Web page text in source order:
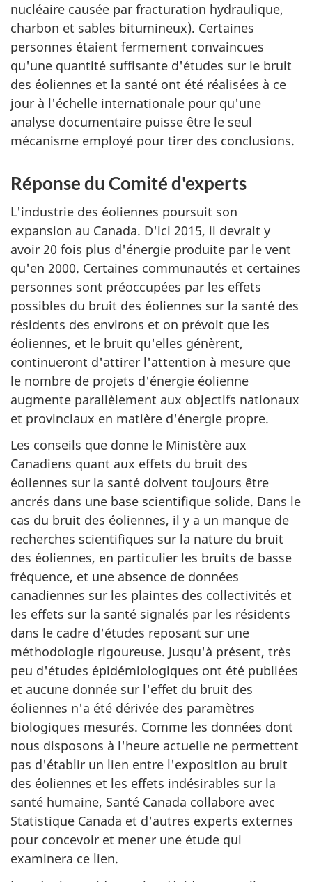
nucléaire causée par fracturation hydraulique,
charbon et sables bitumineux). Certaines
personnes étaient fermement convaincues
qu'une quantité suffisante d'études sur le bruit
des éoliennes et la santé ont été réalisées à ce
jour à l'échelle internationale pour qu'une
analyse documentaire puisse être le seul
mécanisme employé pour tirer des conclusions.
Réponse du Comité d'experts
L'industrie des éoliennes poursuit son
expansion au Canada. D'ici 2015, il devrait y
avoir 20 fois plus d'énergie produite par le vent
qu'en 2000. Certaines communautés et certaines
personnes sont préoccupées par les effets
possibles du bruit des éoliennes sur la santé des
résidents des environs et on prévoit que les
éoliennes, et le bruit qu'elles génèrent,
continueront d'attirer l'attention à mesure que
le nombre de projets d'énergie éolienne
augmente parallèlement aux objectifs nationaux
et provinciaux en matière d'énergie propre.
Les conseils que donne le Ministère aux
Canadiens quant aux effets du bruit des
éoliennes sur la santé doivent toujours être
ancrés dans une base scientifique solide. Dans le
cas du bruit des éoliennes, il y a un manque de
recherches scientifiques sur la nature du bruit
des éoliennes, en particulier les bruits de basse
fréquence, et une absence de données
canadiennes sur les plaintes des collectivités et
les effets sur la santé signalés par les résidents
dans le cadre d'études reposant sur une
méthodologie rigoureuse. Jusqu'à présent, très
peu d'études épidémiologiques ont été publiées
et aucune donnée sur l'effet du bruit des
éoliennes n'a été dérivée des paramètres
biologiques mesurés. Comme les données dont
nous disposons à l'heure actuelle ne permettent
pas d'établir un lien entre l'exposition au bruit
des éoliennes et les effets indésirables sur la
santé humaine, Santé Canada collabore avec
Statistique Canada et d'autres experts externes
pour concevoir et mener une étude qui
examinera ce lien.